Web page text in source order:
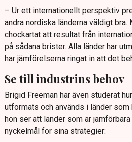
– Ur ett internationellt perspektiv
andra nordiska länderna väldigt bra.
chockartat att resultat från
på sådana brister. Alla länder har
har jämförelserna ringat in att det
Se till industrins behov
Brigid Freeman har även studerat
utformats och används i länder som
hon ser att länder som är
nyckelmål för sina strategier: